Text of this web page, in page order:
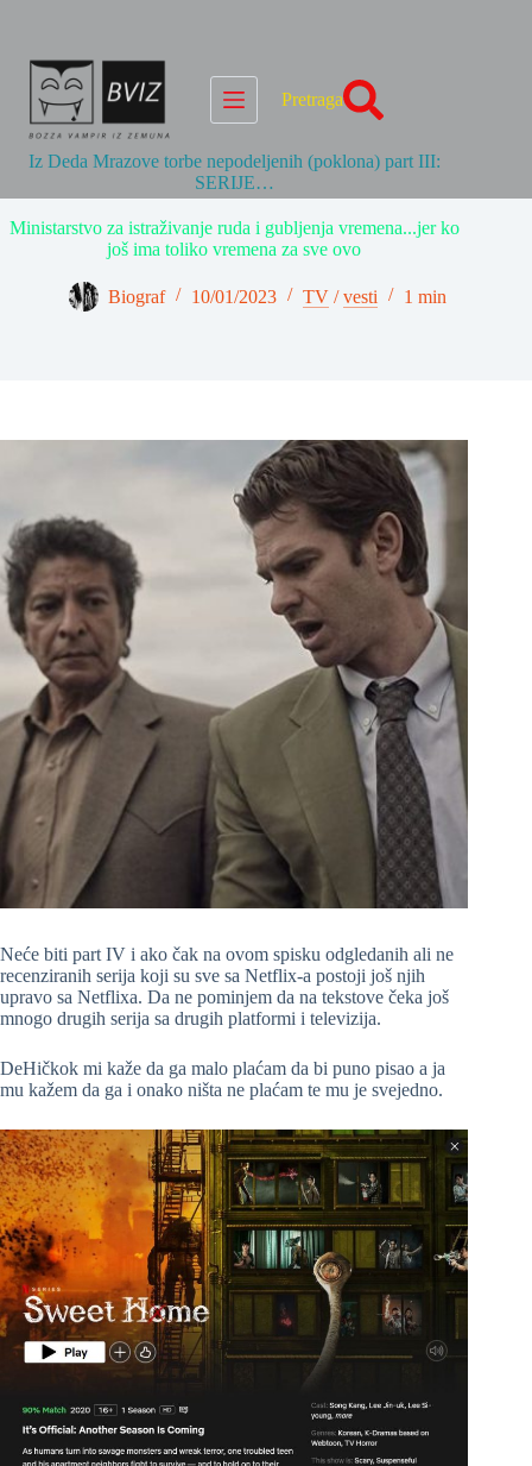
Pretraga
Iz Deda Mrazove torbe nepodeljenih (poklona) part III:
SERIJE…
Ministarstvo za istraživanje ruda i gubljenja vremena...jer ko
još ima toliko vremena za sve ovo
Biograf 10/01/2023 TV /vesti 1 min
Neće biti part IV i ako čak na ovom spisku odgledanih ali ne
recenziranih serija koji su sve sa Netflix-a postoji još njih
upravo sa Netflixa. Da ne pominjem da na tekstove čeka još
mnogo drugih serija sa drugih platformi i televizija.
DeHičkok mi kaže da ga malo plaćam da bi puno pisao a ja
mu kažem da ga i onako ništa ne plaćam te mu je svejedno.